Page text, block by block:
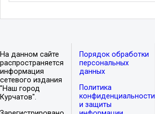
На данном сайте
распространяется
информация
сетевого издания
"Наш город
Курчатов".
Порядок обработки
персональных
данных
Политика
конфиденциальности
и защиты